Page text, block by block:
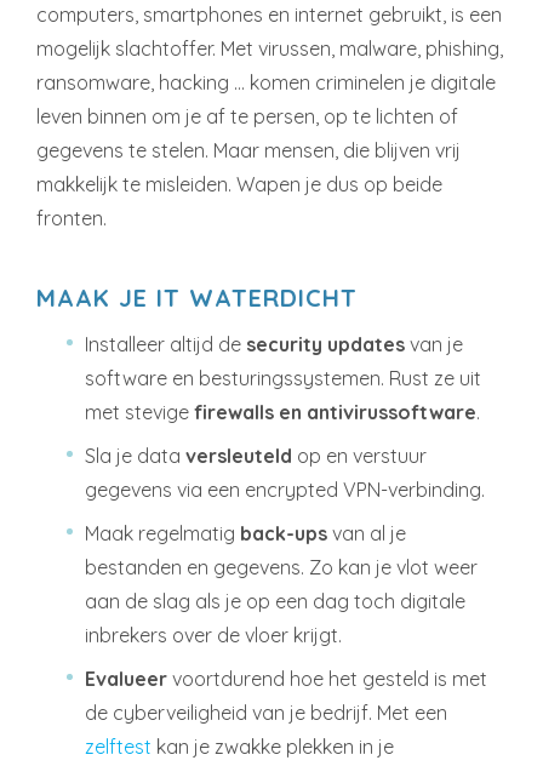
computers, smartphones en internet gebruikt, is een
mogelijk slachtoffer. Met virussen, malware, phishing,
ransomware, hacking … komen criminelen je digitale
leven binnen om je af te persen, op te lichten of
gegevens te stelen. Maar mensen, die blijven vrij
makkelijk te misleiden. Wapen je dus op beide
fronten.
MAAK JE IT WATERDICHT
Installeer altijd de security updates van je
software en besturingssystemen. Rust ze uit
met stevige firewalls en antivirussoftware.
Sla je data versleuteld op en verstuur
gegevens via een encrypted VPN-verbinding.
Maak regelmatig back-ups van al je
bestanden en gegevens. Zo kan je vlot weer
aan de slag als je op een dag toch digitale
inbrekers over de vloer krijgt.
Evalueer voortdurend hoe het gesteld is met
de cyberveiligheid van je bedrijf. Met een
zelftest kan je zwakke plekken in je